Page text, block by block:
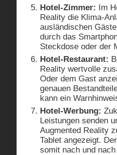
Hotel-Zimmer: Im
Reality die Klima-
ausländischen
durch das
Steckdose oder der
Hotel-Restaurant:
Reality wertvolle
Oder dem Gast
genauen
kann ein
Hotel-Werbung:
Leistungen senden
Augmented Reality
Tablet angezeigt.
somit nach und